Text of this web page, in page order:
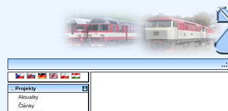
:. Projekty
Aktuality
Články